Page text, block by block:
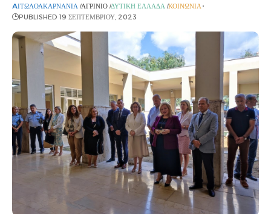
AΙΤΩΛΟΑΚΑΡΝΑΝΊΑ ΑΓΡΊΝΙΟ ΔΥΤΙΚΉ ΕΛΛΆΔΑ ΚΟΙΝΩΝΊΑ
PUBLISHED 19 ΣΕΠΤΕΜΒΡΊΟΥ, 2023